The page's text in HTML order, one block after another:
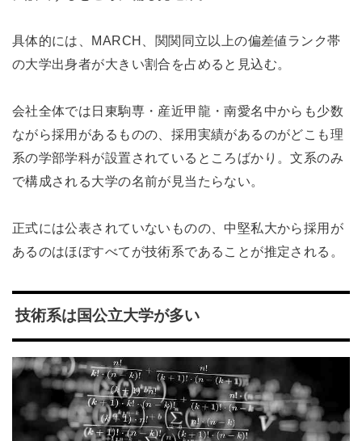
具体的には、MARCH、関関同立以上の偏差値ランク帯
の大学出身者が大きい割合を占めると見込む。
会社全体では日東駒専・産近甲龍・南愛名中からも少数
ながら採用があるものの、採用実績があるのがどこも理
系の学部学科が設置されているところばかり。文系のみ
で構成される大学の名前が見当たらない。
正式には公表されていないものの、中堅私大から採用が
あるのはほぼすべてが技術系であることが推定される。
技術系は国公立大学が多い